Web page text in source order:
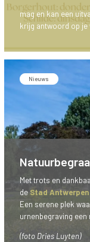
mag en kan een
krijg antwoord op je
Nieuws
Met trots en
de Stad Antwerpen
Een serene plek
urnenbegraving
(foto Dries Luyten)